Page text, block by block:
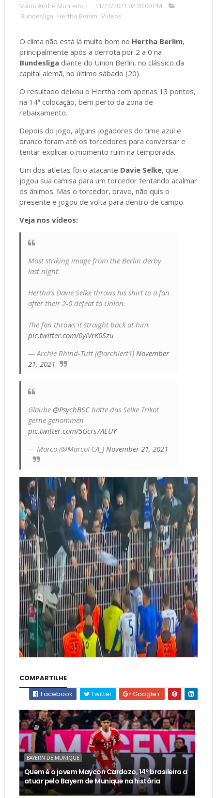
Mário André Monteiro |
11/22/2021 02:20:00 PM
Bundesliga, Hertha Berlim, Vídeos
O clima não está lá muito bom no Hertha Berlim,
principalmente após a derrota por 2 a 0 na
Bundesligadiante do Union Berlin, no clássico da
capital alemã, no último sábado (20).
O resultado deixou o Hertha com apenas 13 pontos,
na 14ª colocação, bem perto da zona de
rebaixamento.
Depois do jogo, alguns jogadores do time azul e
branco foram até os torcedores para conversar e
tentar explicar o momento ruim na temporada.
Um dos atletas foi o atacante Davie Selke, que
jogou sua camisa para um torcedor tentando acalmar
os ânimos. Mas o torcedor, bravo, não quis o
presente e jogou de volta para dentro de campo.
Veja nos vídeos:
Most striking image from the Berlin derby
last night.
Hertha’s Davie Selke throws his shirt to a fan
after their 2-0 defeat to Union.
The fan throws it straight back at him.
pic.twitter.com/0yiVrK0Szu
— Archie Rhind-Tutt (@archiert1) November
21, 2021
Glaube @PsychBSChätte das Selke Trikot
gerne genommen
pic.twitter.com/5Gcrs7AEUY
— Marco (@MarcoFCA_) November 21, 2021
COMPARTILHE
Facebook
Twitter Google+
BAYERN DE MUNIQUE
Quem é o jovem Maycon Cardozo, 14º brasileiro a
atuar pelo Bayern de Munique na história